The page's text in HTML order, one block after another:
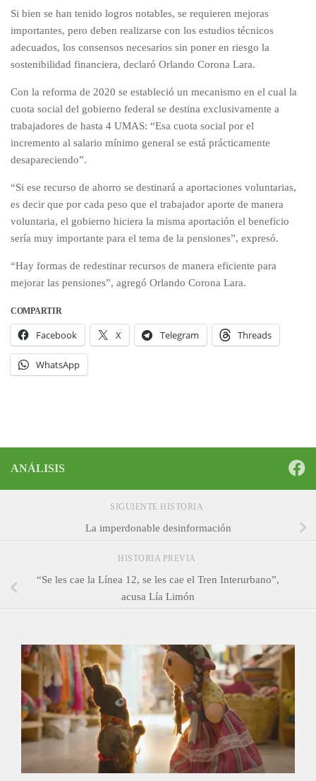
Si bien se han tenido logros notables, se requieren mejoras
importantes, pero deben realizarse con los estudios técnicos
adecuados, los consensos necesarios sin poner en riesgo la
sostenibilidad financiera, declaró Orlando Corona Lara.
Con la reforma de 2020 se estableció un mecanismo en el cual la
cuota social del gobierno federal se destina exclusivamente a
trabajadores de hasta 4 UMAS: “Esa cuota social por el
incremento al salario mínimo general se está prácticamente
desapareciendo”.
“Si ese recurso de ahorro se destinará a aportaciones voluntarias,
es decir que por cada peso que el trabajador aporte de manera
voluntaria, el gobierno hiciera la misma aportación el beneficio
sería muy importante para el tema de la pensiones”, expresó.
“Hay formas de redestinar recursos de manera eficiente para
mejorar las pensiones”, agregó Orlando Corona Lara.
COMPARTIR
Facebook X Telegram Threads
WhatsApp
ANÁLISIS
SIGUIENTE HISTORIA
La imperdonable desinformación
HISTORIA PREVIA
“Se les cae la Línea 12, se les cae el Tren Interurbano”,
acusa Lía Limón